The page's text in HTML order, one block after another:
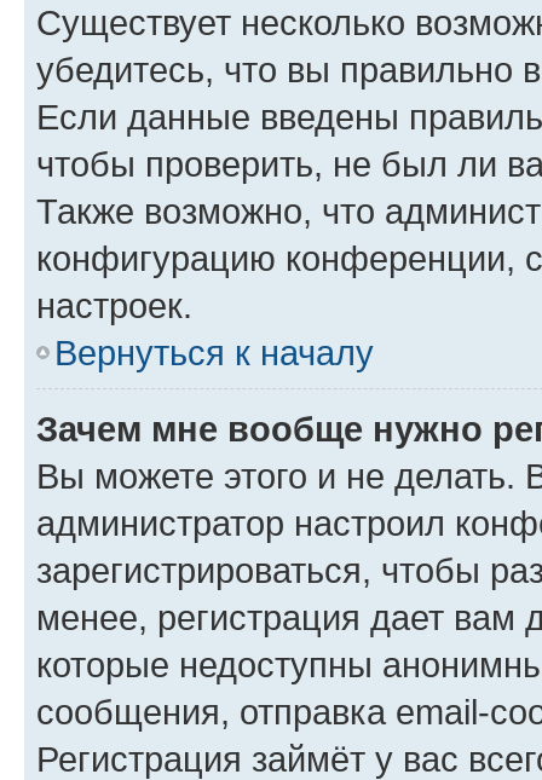
Существует несколько
убедитесь, что вы правильно
Если данные введены
чтобы проверить, не был ли
Также возможно, что
конфигурацию конференции,
настроек.
Вернуться к началу
Зачем мне вообще нужно
Вы можете этого и не делать.
администратор настроил
зарегистрироваться, чтобы
менее, регистрация дает вам
которые недоступны
сообщения, отправка email-
Регистрация займёт у вас